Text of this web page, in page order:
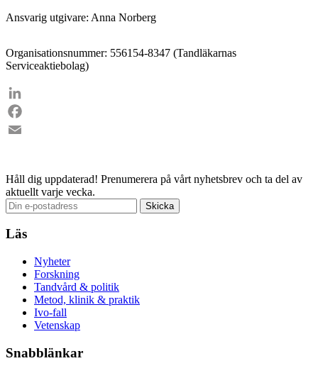
Ansvarig utgivare: Anna Norberg
Organisationsnummer: 556154-8347 (Tandläkarnas
Serviceaktiebolag)
LinkedIn
Facebook
Håll dig uppdaterad! Prenumerera på vårt nyhetsbrev och ta del av
aktuellt varje vecka.
Läs
Nyheter
Forskning
Tandvård & politik
Metod, klinik & praktik
Ivo-fall
Vetenskap
Snabblänkar